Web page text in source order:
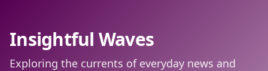
Insightful Waves
Exploring the currents of everyday news and